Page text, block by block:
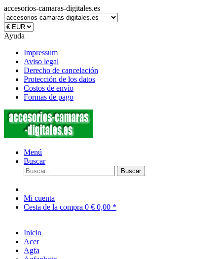
accesorios-camaras-digitales.es
Ayuda
Impressum
Aviso legal
Derecho de cancelación
Protección de los datos
Costos de envío
Formas de pago
Menú
Buscar
Buscar
Mi cuenta
Cesta de la compra 0 € 0,00 *
Inicio
Acer
Agfa